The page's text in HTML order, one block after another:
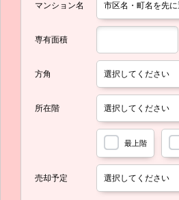
マンション名
専有面積
方角
所在階
最上階
売却予定